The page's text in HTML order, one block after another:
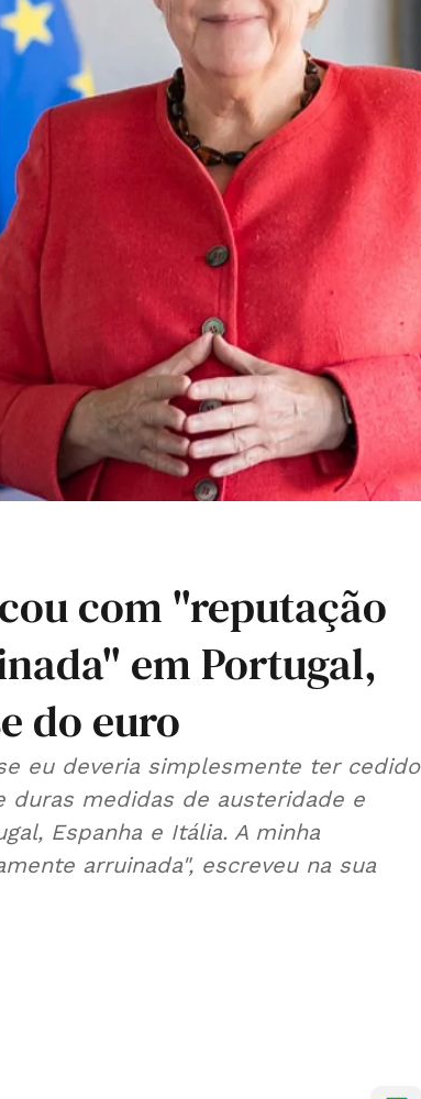
com "reputação
em Portugal,
do euro
eu deveria simplesmente ter cedido
duras medidas de austeridade e
Espanha e Itália. A minha
arruinada", escreveu na sua